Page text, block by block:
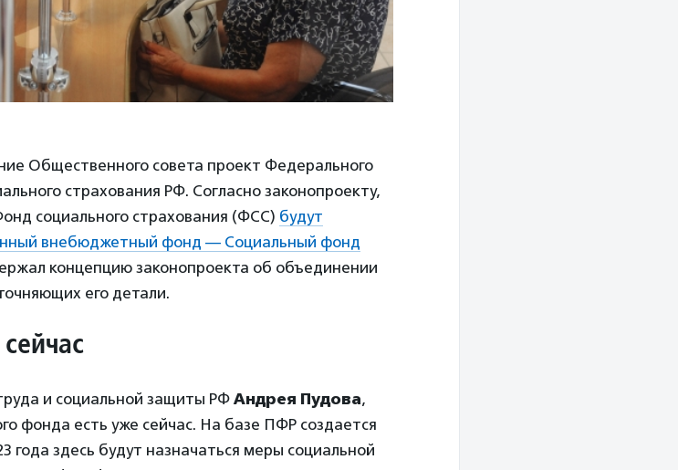
Общественного совета проект Федерального
страхования РФ. Согласно законопроекту,
социального страхования (ФСС) будут
внебюджетный фонд — Социальный фонд
концепцию законопроекта об объединении
его детали.
и социальной защиты РФ Андрея Пудова,
фонда есть уже сейчас. На базе ПФР создается
здесь будут назначаться меры социальной